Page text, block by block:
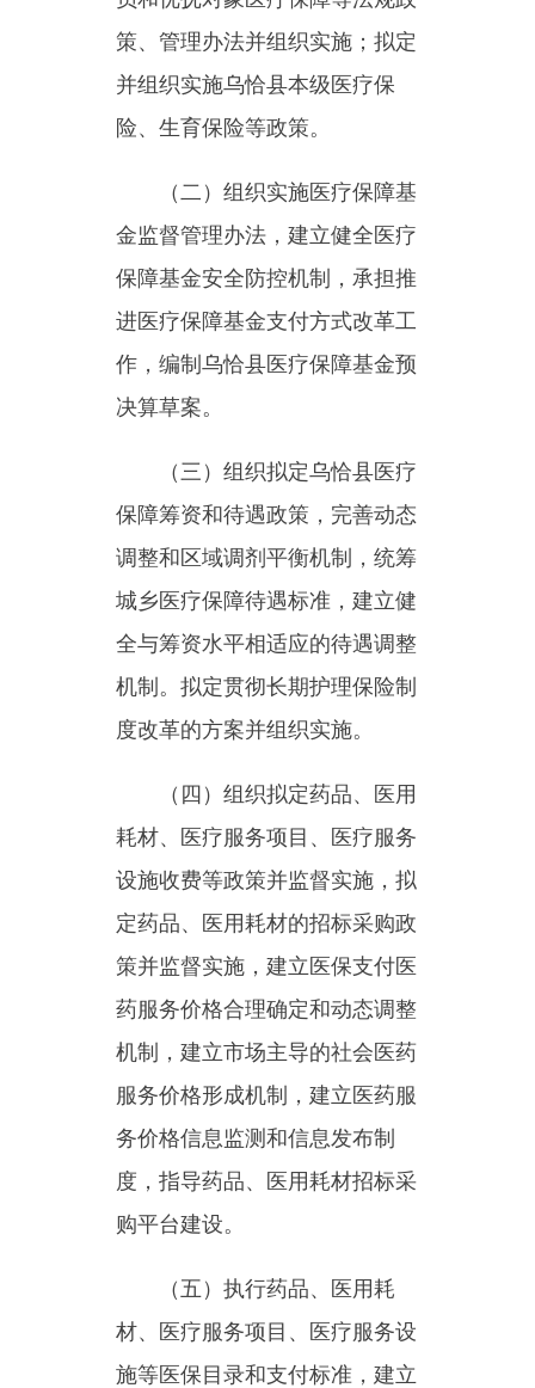
（二）组织实施医疗保障基
金监督管理办法，建立健全医疗
作，编制乌恰县医疗保障基金预
决算草案。
（三）组织拟定乌恰县医疗
保障筹资和待遇政策，完善动态
调整和区域调剂平衡机制，统筹
城乡医疗保障待遇标准，建立健
机制。拟定贯彻长期护理保险制
度改革的方案并组织实施。
（四）组织拟定药品、医用
耗材、医疗服务项目、医疗服务
设施收费等政策并监督实施，拟
定药品、医用耗材的招标采购政
策并监督实施，建立医保支付医
机制，建立市场主导的社会医药
服务价格形成机制，建立医药服
务价格信息监测和信息发布制
度，指导药品、医用耗材招标采
（五）执行药品、医用耗
材、医疗服务项目、医疗服务设
施等医保目录和支付标准，建立
（六）执行定点医药机构协
议，制定支付管理办法并组织实
体系和信息披露制度，监督管理
纳入医保范围内的医疗服务行为
和医疗费用，依法查处医疗保